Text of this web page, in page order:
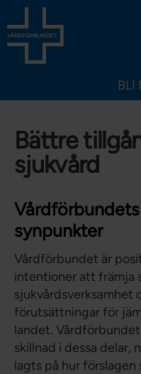
BLI
Bättre
sjukvård
synpunkter
Vårdförbundet är
intentioner att främja
sjukvårdsverksamhet
förutsättningar för
landet.
skillnad i dessa delar,
lagts på hur förslagen